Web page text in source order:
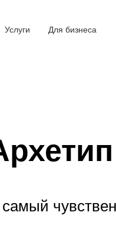
Услуги Для бизнеса
самый